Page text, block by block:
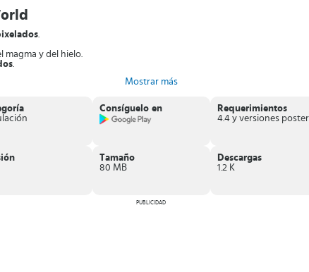
.
magma y del hielo.
.
Fire Craft: 3D Pixel World, el mejor juego shooter del momento.
Mostrar más
Consíguelo en
Requerimientos
Tamaño
80 MB
Descargas
1.2 K
PUBLICIDAD